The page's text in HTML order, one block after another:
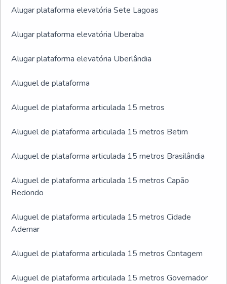
Alugar plataforma elevatória Sete Lagoas
Alugar plataforma elevatória Uberaba
Alugar plataforma elevatória Uberlândia
Aluguel de plataforma
Aluguel de plataforma articulada 15 metros
Aluguel de plataforma articulada 15 metros Betim
Aluguel de plataforma articulada 15 metros Brasilândia
Aluguel de plataforma articulada 15 metros Capão
Redondo
Aluguel de plataforma articulada 15 metros Cidade
Ademar
Aluguel de plataforma articulada 15 metros Contagem
Aluguel de plataforma articulada 15 metros Governador